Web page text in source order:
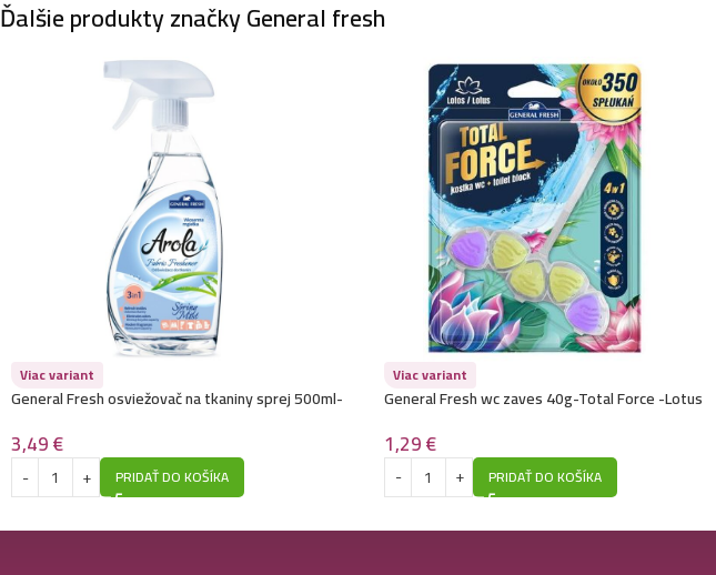
Ďalšie produkty značky General fresh
Viac variant
General Fresh osviežovač na tkaniny sprej 500ml-
3,49€
PRIDAŤ DO KOŠÍKA
Viac variant
General Fresh wc zaves 40g-Total Force -Lotus
1,29€
PRIDAŤ DO KOŠÍKA